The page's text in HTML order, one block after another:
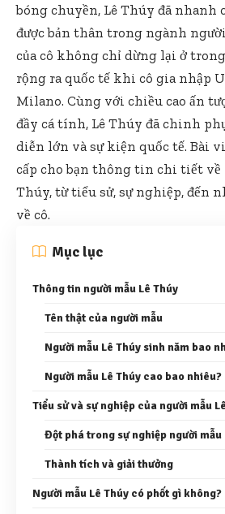
bóng chuyền, Lê Thúy đã nhanh
được bản thân trong ngành
của cô không chỉ dừng lại ở
rộng ra quốc tế khi cô gia nhập
Milano. Cùng với chiều cao ấn
đầy cá tính, Lê Thúy đã chinh
diễn lớn và sự kiện quốc tế. Bài
cấp cho bạn thông tin chi tiết về
Thúy, từ tiểu sử, sự nghiệp, đến
về cô.
Mục lục
Thông tin người mẫu Lê Thúy
Tên thật của người mẫu
Người mẫu Lê Thúy sinh năm bao
Người mẫu Lê Thúy cao bao nhiêu?
Tiểu sử và sự nghiệp của người mẫu
Đột phá trong sự nghiệp người mẫu
Thành tích và giải thưởng
Người mẫu Lê Thúy có phốt gì không?